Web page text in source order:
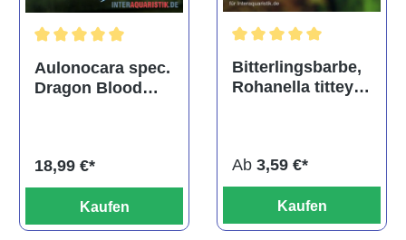
Durchschnittliche Bewertung von 5 von 5 Sternen
Aulonocara spec.
Dragon Blood
18,99 €*
Kaufen
Bitterlingsbarbe,
Rohanella titteya,
Ab 3,59 €*
Kaufen